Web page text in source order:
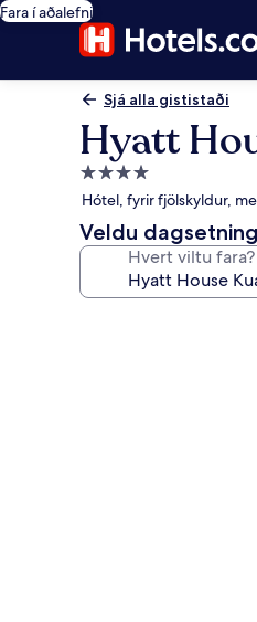
Fara í aðalefni
Sjá alla gististaði
Hyatt
4.0
stjörnu
gististaður
Hótel, fyrir fjölskyldur,
Veldu
Hvert viltu fara?